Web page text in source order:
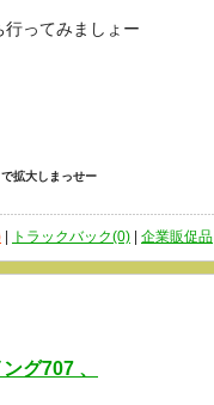
行ってみましょー
拡大しまっせー
トラックバック(0) 企業販促品
グ707 、